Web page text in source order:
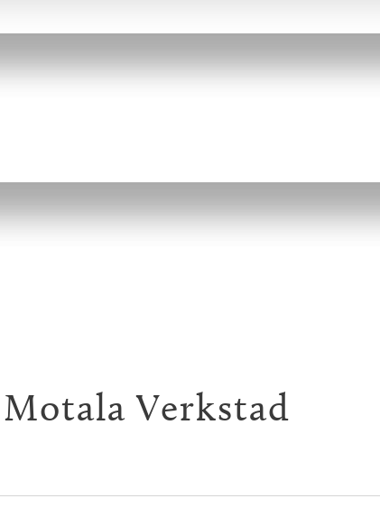
Verkstad